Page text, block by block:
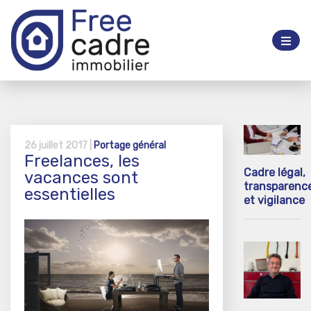
26 juillet 2017 | Portage général
Freelances, les
vacances sont
essentielles
Cadre légal,
et vigilance